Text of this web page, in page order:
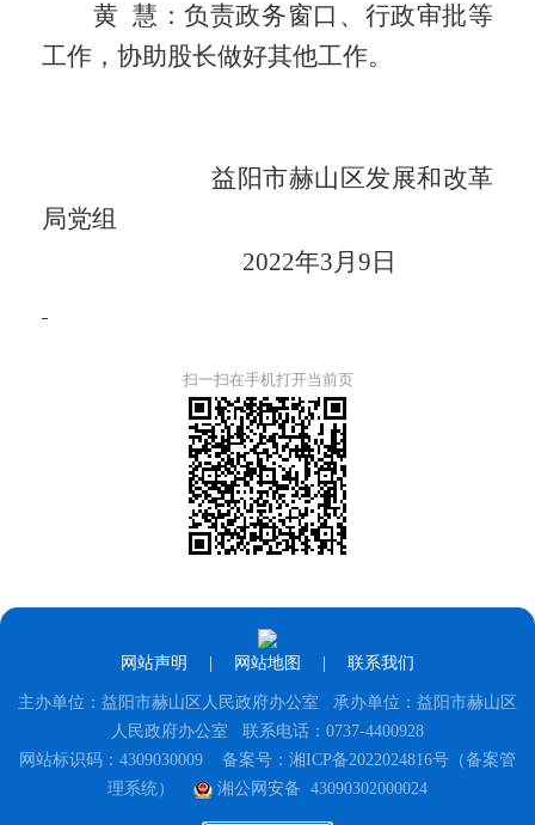
黄 慧：负责政务窗口、行政审批等
工作，协助股长做好其他工作。
益阳市赫山区发展和改革
局党组
2022年3月 9 日
扫一扫在手机打开当前页
网站声明 网站地图 联系我们
主办单位：益阳市赫山区人民政府办公室 承办单位：益阳市赫山区
人民政府办公室 联系电话：0737-4400928
网站标识码：4309030009 备案号：湘ICP备2022024816号（备案管
理系统）
湘公网安备 43090302000024